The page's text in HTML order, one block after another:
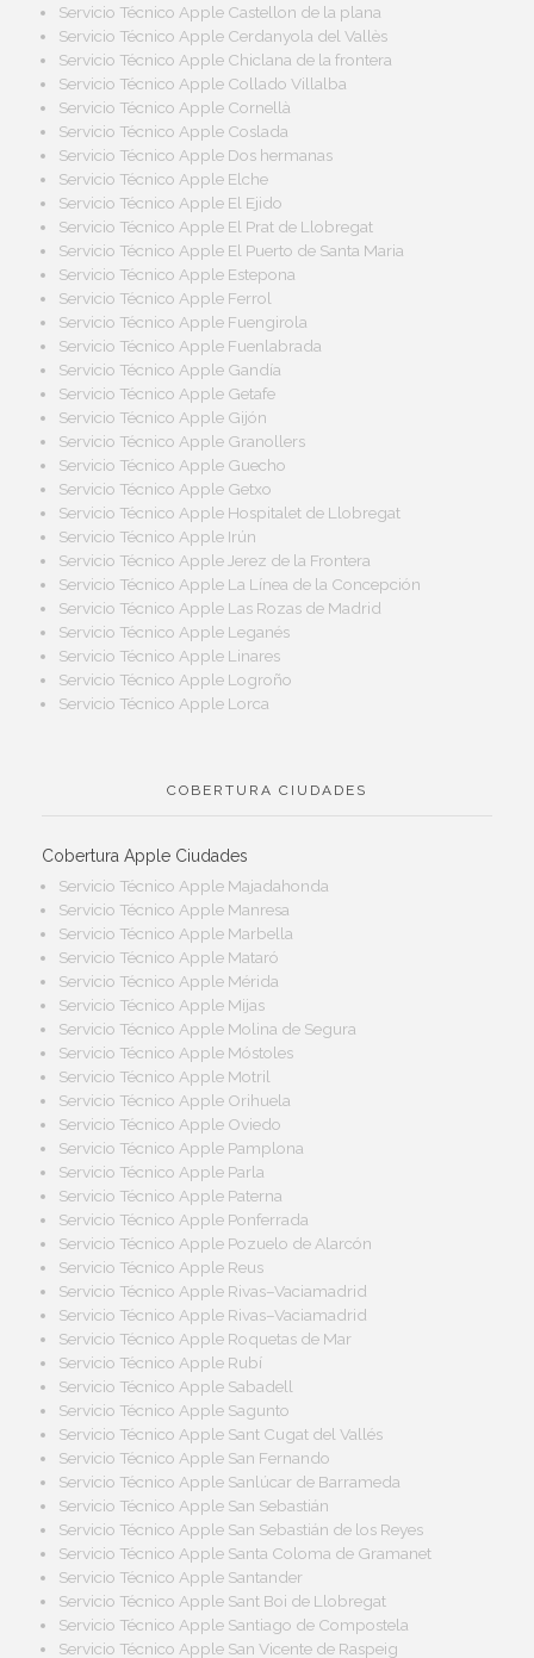
Servicio Técnico Apple Castellon de la plana
Servicio Técnico Apple Cerdanyola del Vallès
Servicio Técnico Apple Chiclana de la frontera
Servicio Técnico Apple Collado Villalba
Servicio Técnico Apple Cornellà
Servicio Técnico Apple Coslada
Servicio Técnico Apple Dos hermanas
Servicio Técnico Apple Elche
Servicio Técnico Apple El Ejido
Servicio Técnico Apple El Prat de Llobregat
Servicio Técnico Apple El Puerto de Santa Maria
Servicio Técnico Apple Estepona
Servicio Técnico Apple Ferrol
Servicio Técnico Apple Fuengirola
Servicio Técnico Apple Fuenlabrada
Servicio Técnico Apple Gandía
Servicio Técnico Apple Getafe
Servicio Técnico Apple Gijón
Servicio Técnico Apple Granollers
Servicio Técnico Apple Guecho
Servicio Técnico Apple Getxo
Servicio Técnico Apple Hospitalet de Llobregat
Servicio Técnico Apple Irún
Servicio Técnico Apple Jerez de la Frontera
Servicio Técnico Apple La Línea de la Concepción
Servicio Técnico Apple Las Rozas de Madrid
Servicio Técnico Apple Leganés
Servicio Técnico Apple Linares
Servicio Técnico Apple Logroño
Servicio Técnico Apple Lorca
COBERTURA CIUDADES
Cobertura Apple Ciudades
Servicio Técnico Apple Majadahonda
Servicio Técnico Apple Manresa
Servicio Técnico Apple Marbella
Servicio Técnico Apple Mataró
Servicio Técnico Apple Mérida
Servicio Técnico Apple Mijas
Servicio Técnico Apple Molina de Segura
Servicio Técnico Apple Móstoles
Servicio Técnico Apple Motril
Servicio Técnico Apple Orihuela
Servicio Técnico Apple Oviedo
Servicio Técnico Apple Pamplona
Servicio Técnico Apple Parla
Servicio Técnico Apple Paterna
Servicio Técnico Apple Ponferrada
Servicio Técnico Apple Pozuelo de Alarcón
Servicio Técnico Apple Reus
Servicio Técnico Apple Rivas–Vaciamadrid
Servicio Técnico Apple Rivas–Vaciamadrid
Servicio Técnico Apple Roquetas de Mar
Servicio Técnico Apple Rubí
Servicio Técnico Apple Sabadell
Servicio Técnico Apple Sagunto
Servicio Técnico Apple Sant Cugat del Vallés
Servicio Técnico Apple San Fernando
Servicio Técnico Apple Sanlúcar de Barrameda
Servicio Técnico Apple San Sebastián
Servicio Técnico Apple San Sebastián de los Reyes
Servicio Técnico Apple Santa Coloma de Gramanet
Servicio Técnico Apple Santander
Servicio Técnico Apple Sant Boi de Llobregat
Servicio Técnico Apple Santiago de Compostela
Servicio Técnico Apple San Vicente de Raspeig